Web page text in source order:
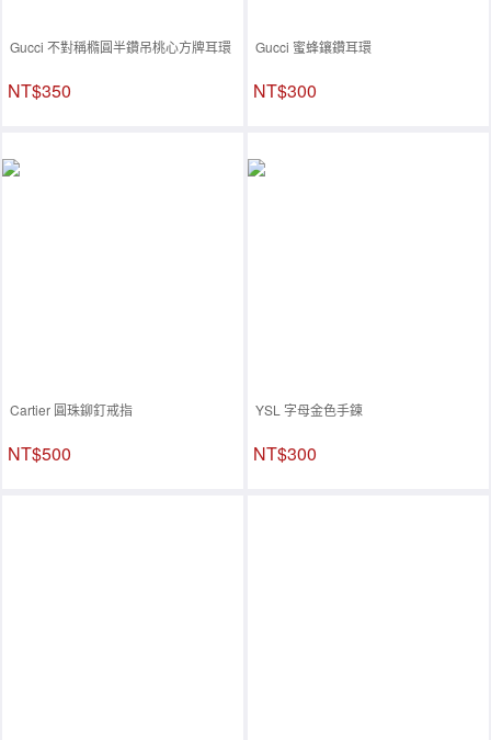
Gucci 不對稱橢圓半鑽吊桃心方牌耳環
NT$350
Gucci 蜜蜂鑲鑽耳環
NT$300
Cartier 圓珠鉚釘戒指
NT$500
YSL 字母金色手鍊
NT$300